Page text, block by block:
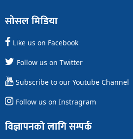
सोसल मिडिया
Like us on Facebook
Follow us on Twitter
Subscribe to our Youtube Channel
Follow us on Instragram
विज्ञापनको लागि सम्पर्क